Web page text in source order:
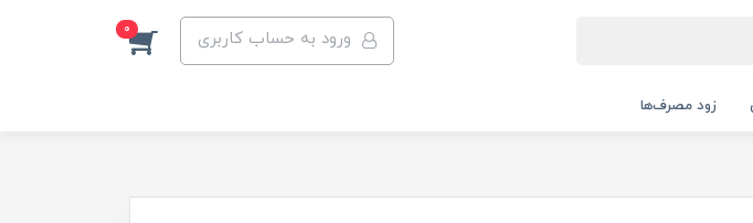
ورود به حساب کاربری 0
زود مصرف‌ها